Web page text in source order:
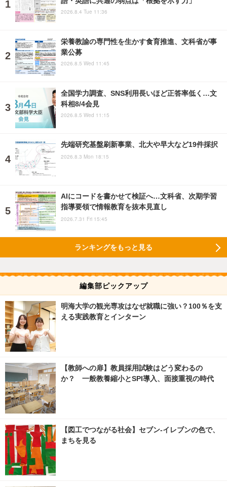
2026.8.4 Tue 11:36
栄養教諭の専門性を生かす食育推進、文科省が事
業公募
2026.8.5 Wed 11:45
全国学力調査、SNS利用長いほど正答率低く…文
科相8/4会見
2026.8.5 Wed 11:15
先端研究基盤刷新事業、北大や早大など19件採択
2026.8.3 Mon 18:15
AIにコードを書かせて検証へ…文科省、次期学習
指導要領で情報教育を抜本見直し
2026.7.31 Fri 15:45
ランキングをもっと見る
編集部ピックアップ
明海大学の観光専攻はなぜ就職に強い？100％を支
える実践教育とインターン
【教師への扉】教員採用試験はどう変わるの
か？ 一般教養縮小とSPI導入、面接重視の時代
【図工でつながる社会】セブン‐イレブンの色で、
まちを見る